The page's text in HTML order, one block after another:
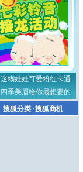
迷糊娃娃可爱粉红卡通
四季美眉给你最想要的
搜狐分类·搜狐商机